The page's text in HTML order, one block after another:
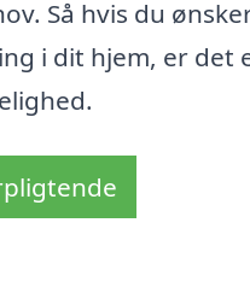
Så hvis du
i dit hjem, er